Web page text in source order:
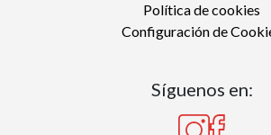
Política de cookies
Configuración de
Síguenos en: